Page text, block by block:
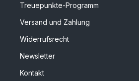
Treuepunkte-Programm
Versand und Zahlung
Widerrufsrecht
Newsletter
Kontakt